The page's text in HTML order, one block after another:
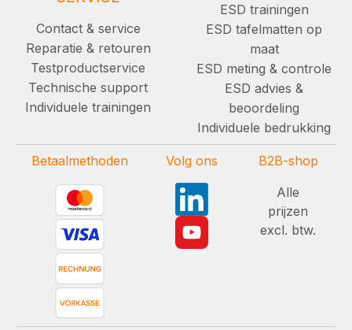
Contact & service
Reparatie & retouren
Testproductservice
Technische support
Individuele trainingen
ESD trainingen
ESD tafelmatten op
maat
ESD meting & controle
ESD advies &
beoordeling
Individuele bedrukking
Betaalmethoden Volg ons
B2B-shop
Alle
prijzen
excl. btw.